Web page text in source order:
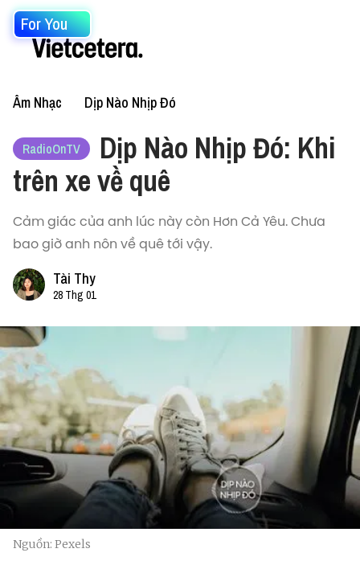
For You
Âm Nhạc Dịp Nào Nhịp Đó
RadioOnTV
Dịp Nào Nhịp Đó: Khi
trên xe về quê
Cảm giác của anh lúc này còn Hơn Cả Yêu. Chưa
bao giờ anh nôn về quê tới vậy.
Tài Thy
28 Thg 01
Nguồn: Pexels